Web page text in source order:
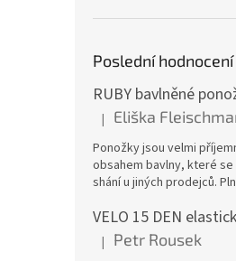
Poslední hodnocení
RUBY bavlněné
Hodnocení produktu je 5 z
| Eliška
Ponožky jsou velmi
obsahem bavlny, které
shání u jiných prodejců.
Hodnocení produktu je 5 z
| Petr Rousek